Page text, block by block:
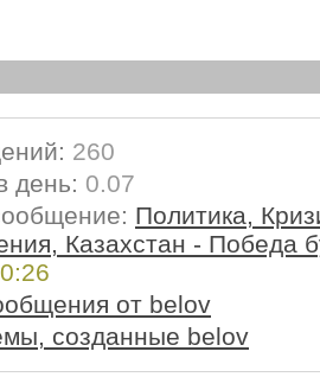
260
день: 0.07
Политика,
Казахстан - Победа
от belov
созданные belov